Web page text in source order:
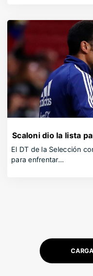
Scaloni dio la lista
El DT de la Selección
para enfrentar…